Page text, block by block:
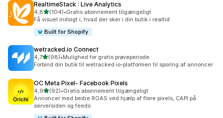
RealtimeStack : Live Analytics
4,8ud af 5 stjerner
(104)
104 anmeldelser i alt
•Gratis abonnement tilgængeligt
Få visuel indsigt i, hvad der sker i din butik i realtid
Built for Shopify
wetracked.io Connect
4,7ud af 5 stjerner
(98)
98 anmeldelser i alt
•Mulighed for gratis prøveperiode
Forbind din butik til wetracked.io-platformen til sporing af annoncer
OC Meta Pixel‑ Facebook Pixels
4,9ud af 5 stjerner
(92)
92 anmeldelser i alt
•Gratis abonnement tilgængeligt
Annoncer med bedre ROAS ved hjælp af flere pixels, CAPI på
serversiden og feeds